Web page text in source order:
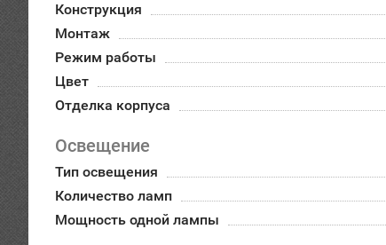
Конструкция
Монтаж
Режим работы
Цвет
Отделка корпуса
Освещение
Тип освещения
Количество ламп
Мощность одной лампы